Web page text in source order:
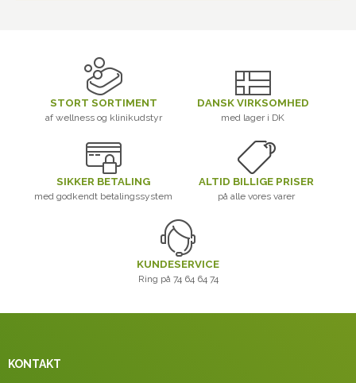
STORT SORTIMENT
af wellness og klinikudstyr
DANSK VIRKSOMHED
med lager i DK
SIKKER BETALING
med godkendt betalingssystem
ALTID BILLIGE PRISER
på alle vores varer
KUNDESERVICE
Ring på 74 64 64 74
KONTAKT